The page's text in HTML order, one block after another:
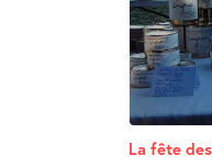
La fête